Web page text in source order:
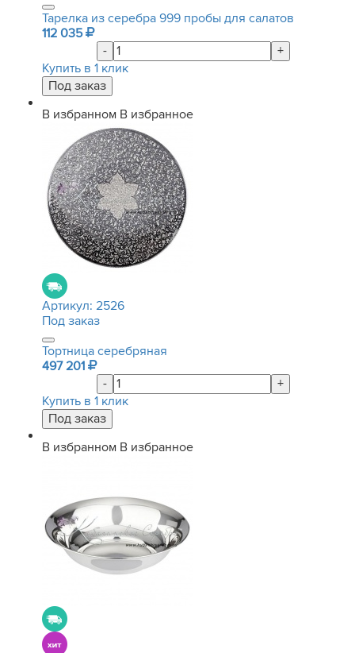
Тарелка из серебра 999 пробы для салатов
112 035
-
+
Купить в 1 клик
В избранном В избранное
Артикул: 2526
Под заказ
Тортница серебряная
497 201
-
+
Купить в 1 клик
В избранном В избранное